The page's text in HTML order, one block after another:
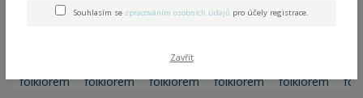
Souhlasím se zpracováním osobních údajů pro účely registrace.
Zavřít